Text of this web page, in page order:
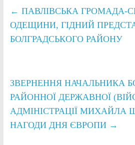
← ПАВЛІВСЬКА ГРОМАДА-
ОДЕЩИНИ, ГІДНИЙ
БОЛГРАДСЬКОГО РАЙОНУ
ЗВЕРНЕННЯ НАЧАЛЬНИКА
РАЙОННОЇ ДЕРЖАВНОЇ
АДМІНІСТРАЦІЇ МИХАЙЛА
НАГОДИ ДНЯ ЄВРОПИ →